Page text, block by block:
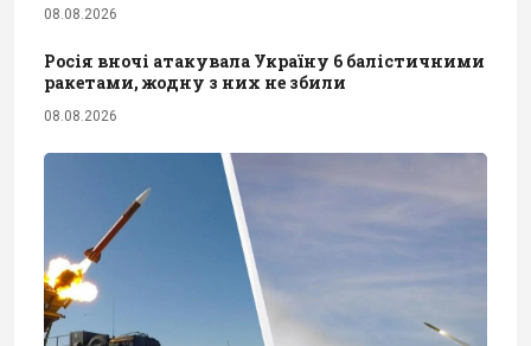
08.08.2026
Росія вночі атакувала Україну 6 балістичними
ракетами, жодну з них не збили
08.08.2026